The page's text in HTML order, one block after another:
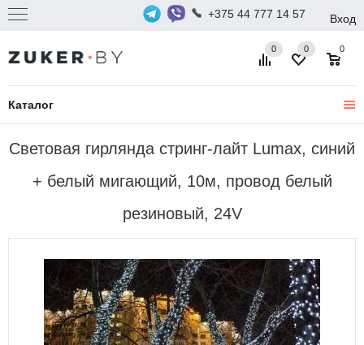
+375 44 777 14 57 Вход
Каталог
0 0
0
Световая гирлянда стринг-лайт Lumax, синий
+ белый мигающий, 10м, провод белый
резиновый, 24V